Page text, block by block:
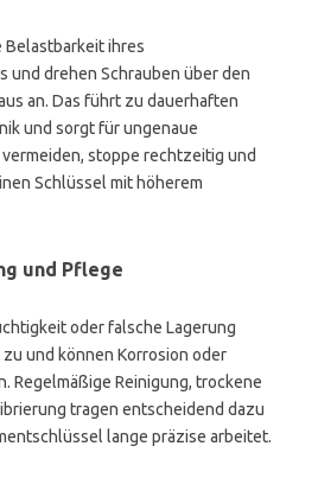
ihres
und drehen Schrauben über den
an. Das führt zu dauerhaften
und sorgt für ungenaue
stoppe rechtzeitig und
Schlüssel mit höherem
und Pflege
oder falsche Lagerung
und können Korrosion oder
Regelmäßige Reinigung, trockene
tragen entscheidend dazu
lange präzise arbeitet.